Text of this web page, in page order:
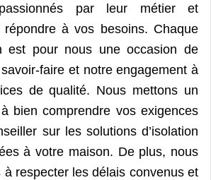
passionnés par leur métier et
à vos besoins. Chaque
est pour nous une occasion de
faire et notre engagement à
de qualité. Nous mettons un
bien comprendre vos exigences
sur les solutions d’isolation
à votre maison. De plus, nous
à respecter les délais convenus et